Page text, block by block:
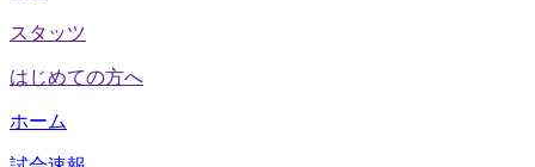
スタッツ
はじめての方へ
ホーム